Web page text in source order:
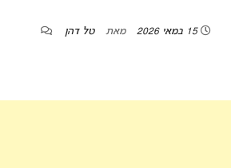
15 במאי 2026 מאת טל דהן